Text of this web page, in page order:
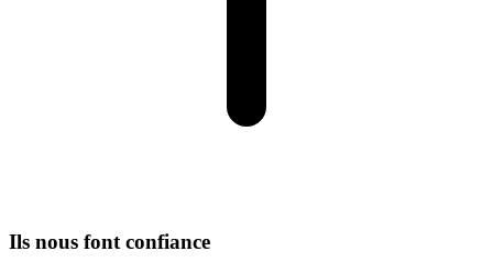
Ils nous font confiance